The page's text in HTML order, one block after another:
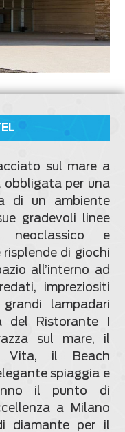
sul mare a
obbligata per una
di un ambiente
gradevoli linee
neoclassico e
di giochi
all’interno ad
impreziositi
lampadari
del Ristorante I
sul mare, il
Vita, il Beach
spiaggia e
il punto di
a Milano
diamante per il